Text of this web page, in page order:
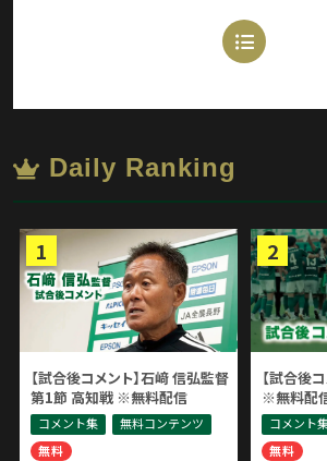
Daily Ranking
【試合後コメント】石﨑 信弘監督
第1節 高知戦 ※無料配信
コメント集
無料コンテンツ
無料
【試合後
※無料配
コメント
無料